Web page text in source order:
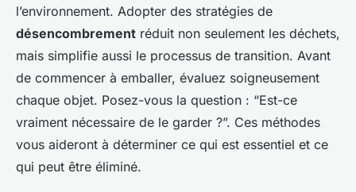
l’environnement. Adopter des stratégies de
désencombrement réduit non seulement les déchets,
mais simplifie aussi le processus de transition. Avant
de commencer à emballer, évaluez soigneusement
chaque objet. Posez-vous la question : “Est-ce
vraiment nécessaire de le garder ?”. Ces méthodes
vous aideront à déterminer ce qui est essentiel et ce
qui peut être éliminé.